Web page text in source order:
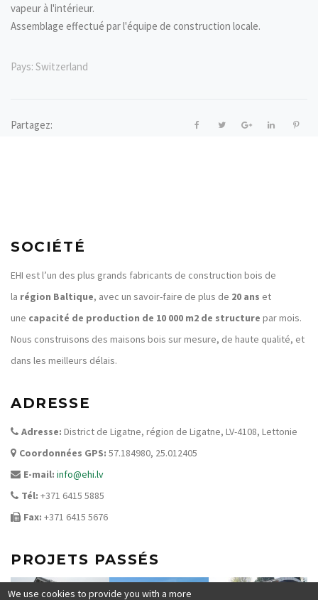
vapeur à l'intérieur.
Assemblage effectué par l'équipe de construction locale.
Pays: Switzerland
Partagez:
SOCIÉTÉ
EHI est l’un des plus grands fabricants de construction bois de
la région Baltique, avec un savoir-faire de plus de 20 ans et
une capacité de production de 10 000 m2 de structure par mois.
Nous construisons des maisons bois sur mesure, de haute qualité, et
dans les meilleurs délais.
ADRESSE
Adresse: District de Ligatne, région de Ligatne, LV-4108, Lettonie
Coordonnées GPS: 57.184980, 25.012405
E-mail: info@ehi.lv
Tél: +371 6415 5885
Fax: +371 6415 5676
PROJETS PASSÉS
We use cookies to provide you with a more